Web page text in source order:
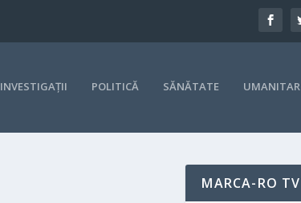
INVESTIGAȚII POLITICĂ SĂNĂTATE UMANITAR
MARCA-RO TV